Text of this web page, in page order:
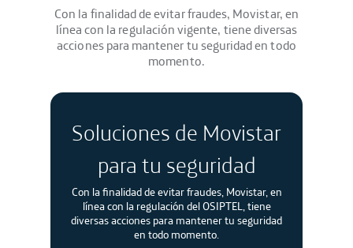
Con la finalidad de evitar fraudes, Movistar, en
línea con la regulación vigente, tiene diversas
acciones para mantener tu seguridad en todo
momento.
Soluciones de Movistar
para tu seguridad
Con la finalidad de evitar fraudes, Movistar, en
línea con la regulación del OSIPTEL, tiene
diversas acciones para mantener tu seguridad
en todo momento.